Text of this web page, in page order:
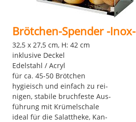
Brötchen-Spender -Inox-
32,5 x 27,5 cm, H: 42 cm
inklusive Deckel
Edelstahl / Acryl
für ca. 45-50 Brötchen
hygieisch und einfach zu rei-
nigen, stabile bruchfeste Aus-
führung mit Krümelschale
ideal für die Salattheke, Kan-